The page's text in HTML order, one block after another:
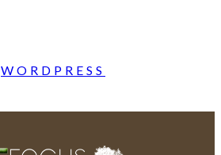
WORDPRESS